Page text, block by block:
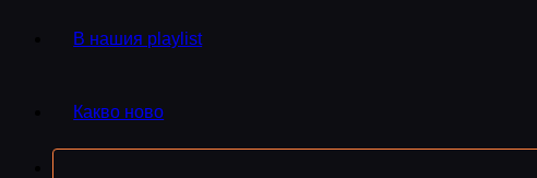
В нашия playlist
Какво ново